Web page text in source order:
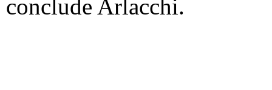
conclude Arlacchi.